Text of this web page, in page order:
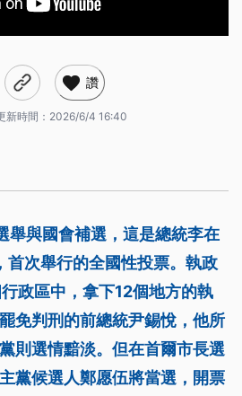
讚
新時間： 2026/6/4 16:40
舉與國會補選，這是總統李在
次舉行的全國性投票。執政
政區中，拿下12個地方的執
免判刑的前總統尹錫悅，他所
則選情黯淡。但在首爾市長選
黨候選人鄭愿伍將當選，開票